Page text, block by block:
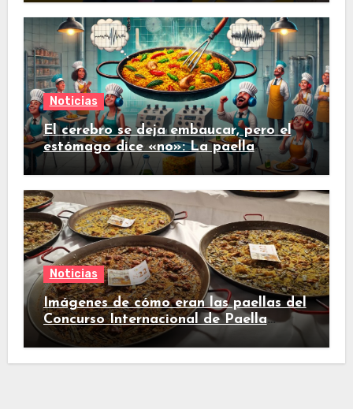
Noticias
El cerebro se deja embaucar, pero el
estómago dice «no»: La paella
procesada no tiene nada que hacer
contra la tradicional
Noticias
Imágenes de cómo eran las paellas del
Concurso Internacional de Paella
Valenciana de Sueca 2024